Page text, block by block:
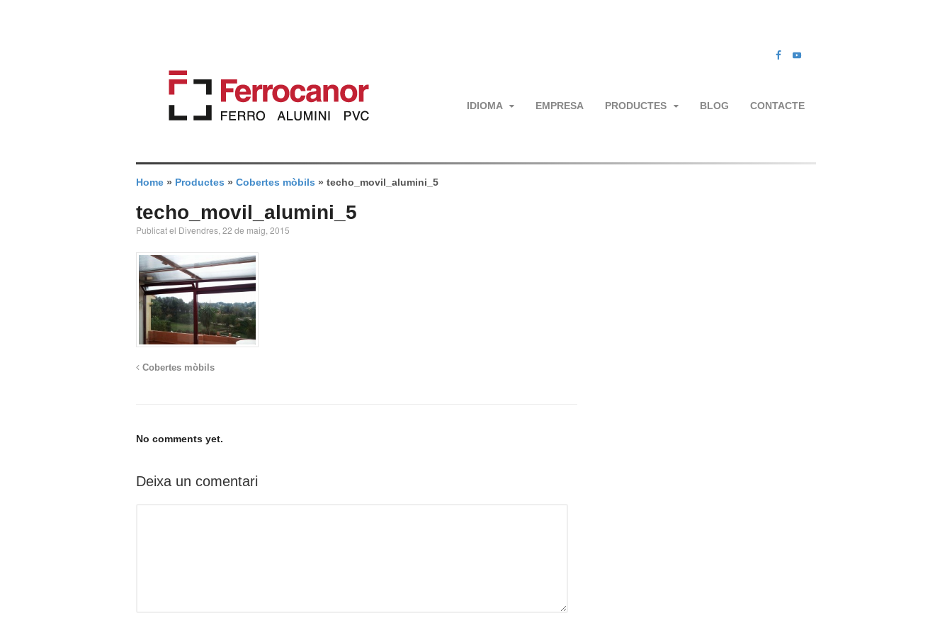
IDIOMA EMPRESA PRODUCTES BLOG CONTACTE
Home » Productes » Cobertes mòbils » techo_movil_alumini_5
techo_movil_alumini_5
Publicat el Divendres, 22 de maig, 2015
Cobertes mòbils
No comments yet.
Deixa un comentari